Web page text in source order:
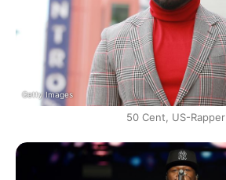
Getty Images
50 Cent, US-Rapper